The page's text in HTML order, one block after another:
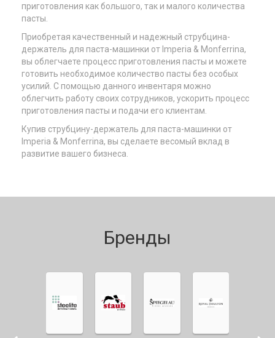
приготовления как большого, так и малого количества
пасты.
Приобретая качественный и надежный струбцина-
держатель для паста-машинки от Imperia & Monferrina,
вы облегчаете процесс приготовления пасты и можете
готовить необходимое количество пасты без особых
усилий. С помощью данного инвентаря можно
облегчить работу своих сотрудников, ускорить процесс
приготовления пасты и подачи его клиентам.
Купив струбцину-держатель для паста-машинки от
Imperia & Monferrina, вы сделаете весомый вклад в
развитие вашего бизнеса.
Бренды